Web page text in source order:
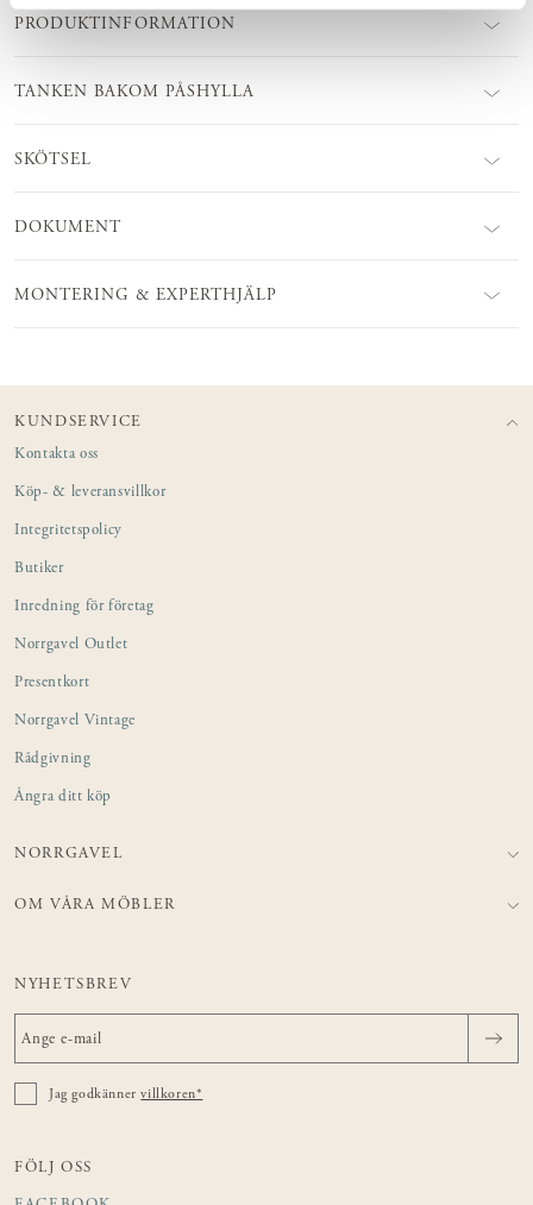
PRODUKTINFORMATION
TANKEN BAKOM PÅSHYLLA
SKÖTSEL
DOKUMENT
MONTERING & EXPERTHJÄLP
KUNDSERVICE
Kontakta oss
Köp- & leveransvillkor
Integritetspolicy
Butiker
Inredning för företag
Norrgavel Outlet
Presentkort
Norrgavel Vintage
Rådgivning
Ångra ditt köp
NORRGAVEL
OM VÅRA MÖBLER
NYHETSBREV
Jag godkännervillkoren*
FÖLJ OSS